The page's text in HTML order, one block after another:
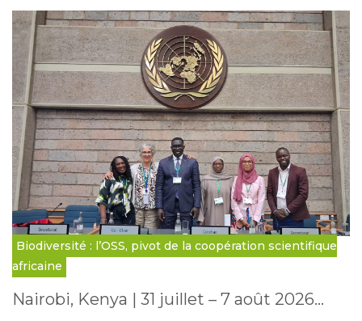
Biodiversité : l’OSS, pivot de la coopération scientifique
africaine
Nairobi, Kenya | 31 juillet – 7 août 2026…